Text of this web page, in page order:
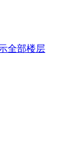
全部楼层